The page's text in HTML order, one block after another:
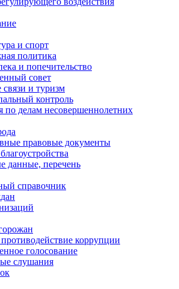
и спорт
политика
и попечительство
совет
и туризм
контроль
по делам несовершеннолетних
правовые документы
данные, перечень
справочник
коррупции
голосование
слушания